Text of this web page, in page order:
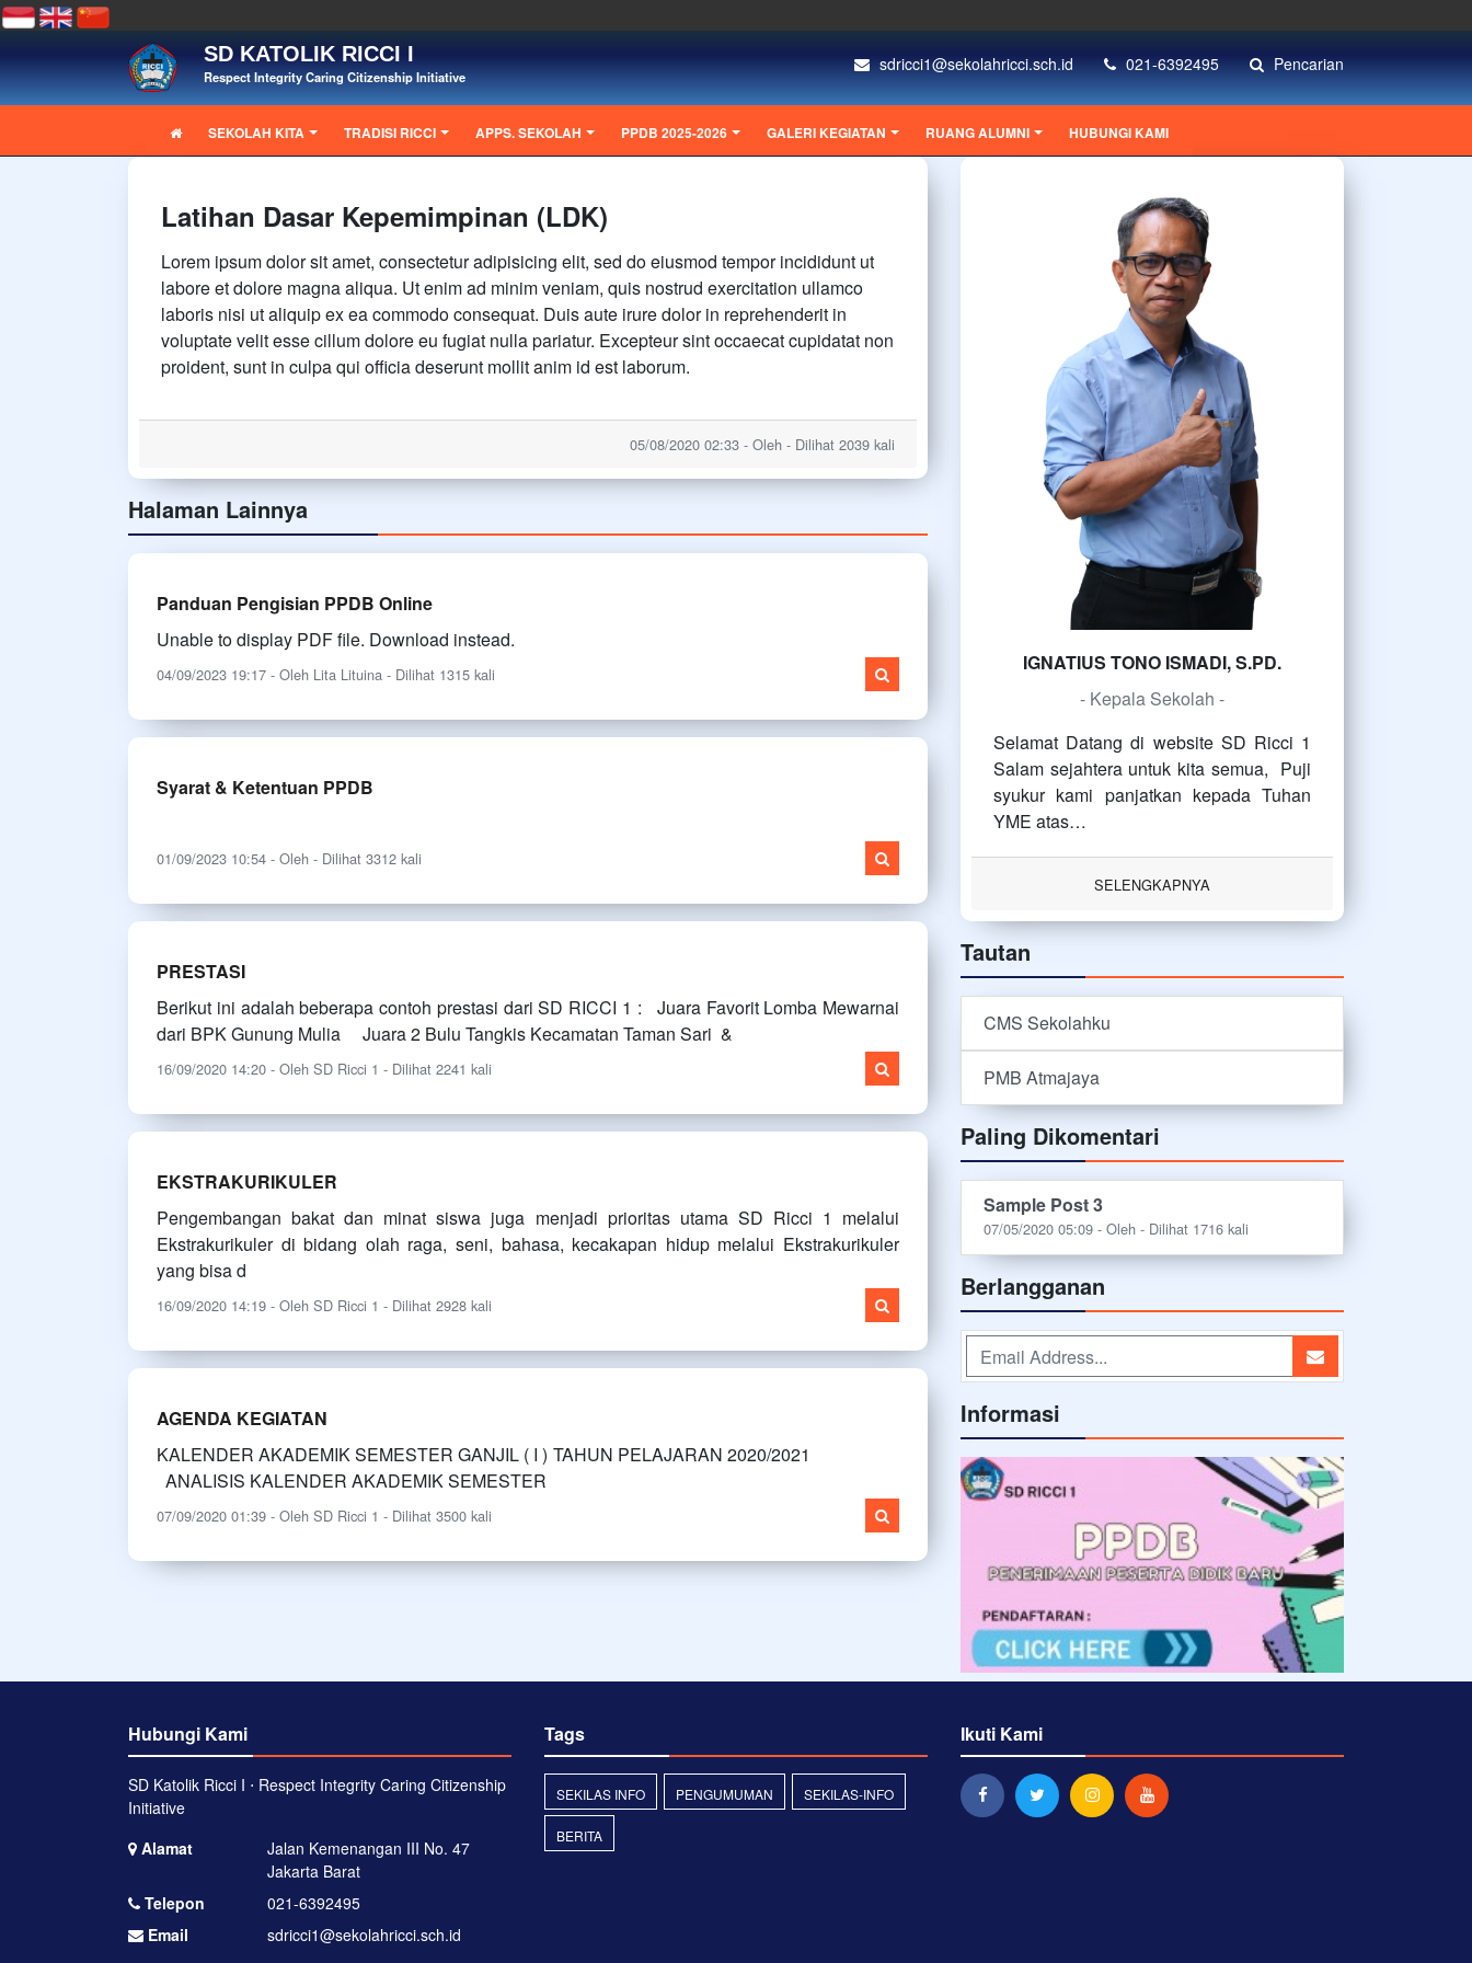
SD KATOLIK RICCI I
Respect Integrity Caring Citizenship Initiative
sdricci1@sekolahricci.sch.id 021-6392495 Pencarian
SEKOLAH KITA TRADISI RICCI APPS. SEKOLAH PPDB 2025-2026 GALERI KEGIATAN RUANG ALUMNI HUBUNGI KAMI
Latihan Dasar Kepemimpinan (LDK)
Lorem ipsum dolor sit amet, consectetur adipisicing elit, sed do eiusmod tempor incididunt ut
labore et dolore magna aliqua. Ut enim ad minim veniam, quis nostrud exercitation ullamco
laboris nisi ut aliquip ex ea commodo consequat. Duis aute irure dolor in reprehenderit in
voluptate velit esse cillum dolore eu fugiat nulla pariatur. Excepteur sint occaecat cupidatat non
proident, sunt in culpa qui officia deserunt mollit anim id est laborum.
05/08/2020 02:33 - Oleh - Dilihat 2039 kali
Halaman Lainnya
Panduan Pengisian PPDB Online
Unable to display PDF file. Download instead.
04/09/2023 19:17 - Oleh Lita Lituina - Dilihat 1315 kali
Syarat & Ketentuan PPDB
01/09/2023 10:54 - Oleh - Dilihat 3312 kali
PRESTASI
Berikut ini adalah beberapa contoh prestasi dari SD RICCI 1 : Juara Favorit Lomba Mewarnai
dari BPK Gunung Mulia Juara 2 Bulu Tangkis Kecamatan Taman Sari &
16/09/2020 14:20 - Oleh SD Ricci 1 - Dilihat 2241 kali
EKSTRAKURIKULER
Pengembangan bakat dan minat siswa juga menjadi prioritas utama SD Ricci 1 melalui
Ekstrakurikuler di bidang olah raga, seni, bahasa, kecakapan hidup melalui Ekstrakurikuler
yang bisa d
16/09/2020 14:19 - Oleh SD Ricci 1 - Dilihat 2928 kali
AGENDA KEGIATAN
KALENDER AKADEMIK SEMESTER GANJIL ( I ) TAHUN PELAJARAN 2020/2021
ANALISIS KALENDER AKADEMIK SEMESTER
07/09/2020 01:39 - Oleh SD Ricci 1 - Dilihat 3500 kali
IGNATIUS TONO ISMADI, S.PD.
- Kepala Sekolah -
Selamat Datang di website SD Ricci 1
Salam sejahtera untuk kita semua, Puji
syukur kami panjatkan kepada Tuhan
YME atas…
SELENGKAPNYA
Tautan
CMS Sekolahku
PMB Atmajaya
Paling Dikomentari
Sample Post 3
07/05/2020 05:09 - Oleh - Dilihat 1716 kali
Berlangganan
Informasi
Hubungi Kami
SD Katolik Ricci I ⋅ Respect Integrity Caring Citizenship
Initiative
Alamat
Jalan Kemenangan III No. 47
Jakarta Barat
Telepon
021-6392495
Email
sdricci1@sekolahricci.sch.id
Tags
SEKILAS INFO PENGUMUMAN SEKILAS-INFO
BERITA
Ikuti Kami